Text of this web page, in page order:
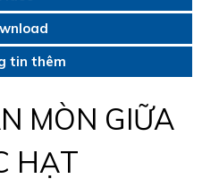
tin thêm
MÒN GIỮA
HẠT